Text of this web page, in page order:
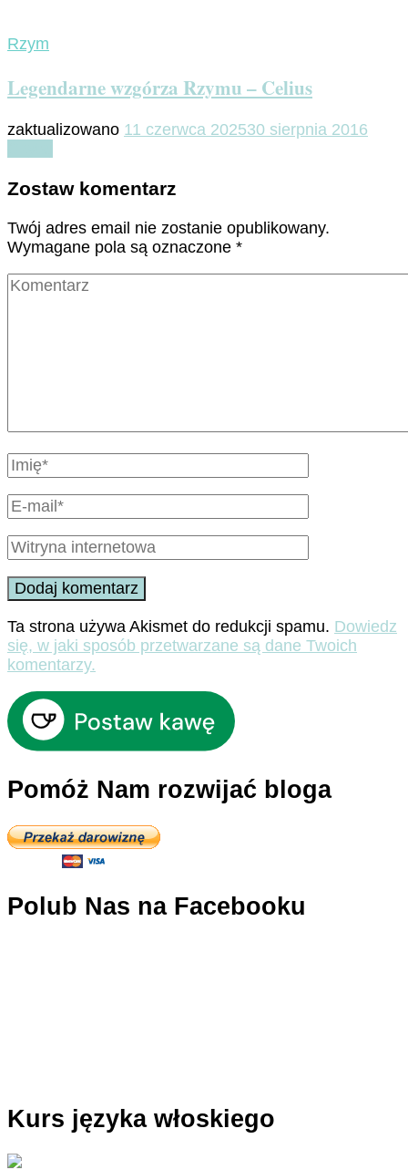
Rzym
Legendarne wzgórza Rzymu – Celius
zaktualizowano 11 czerwca 202530 sierpnia 2016
Zostaw komentarz
Twój adres email nie zostanie opublikowany.
Wymagane pola są oznaczone *
Ta strona używa Akismet do redukcji spamu. Dowiedz
się, w jaki sposób przetwarzane są dane Twoich
komentarzy.
Pomóż Nam rozwijać bloga
Polub Nas na Facebooku
Kurs języka włoskiego